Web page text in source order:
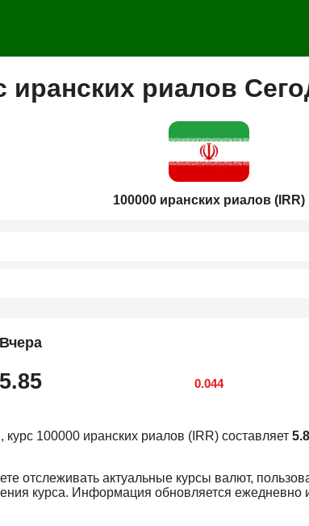
иранских риалов
100000 иранских риалов (IRR)
Вчера
5.85 0.044
курс 100000 иранских риалов (IRR) составляет
отслеживать актуальные курсы валют,
курса. Информация обновляется ежедневно